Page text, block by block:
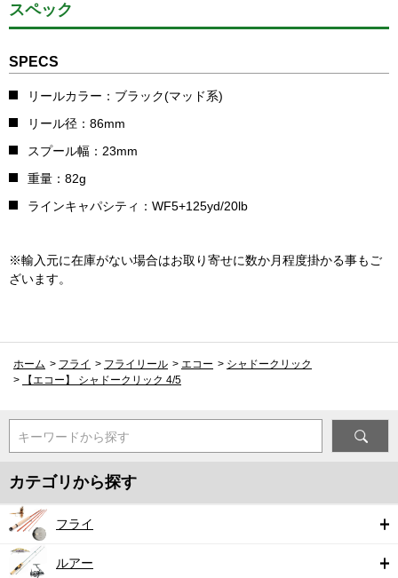
スペック
SPECS
リールカラー：ブラック(マッド系)
リール径：86mm
スプール幅：23mm
重量：82g
ラインキャパシティ：WF5+125yd/20lb
※輸入元に在庫がない場合はお取り寄せに数か月程度掛かる事もご
ざいます。
ホーム > フライ > フライリール > エコー > シャドークリック
>
【エコー】 シャドークリック 4/5
キーワードから探す
カテゴリから探す
フライ
ルアー